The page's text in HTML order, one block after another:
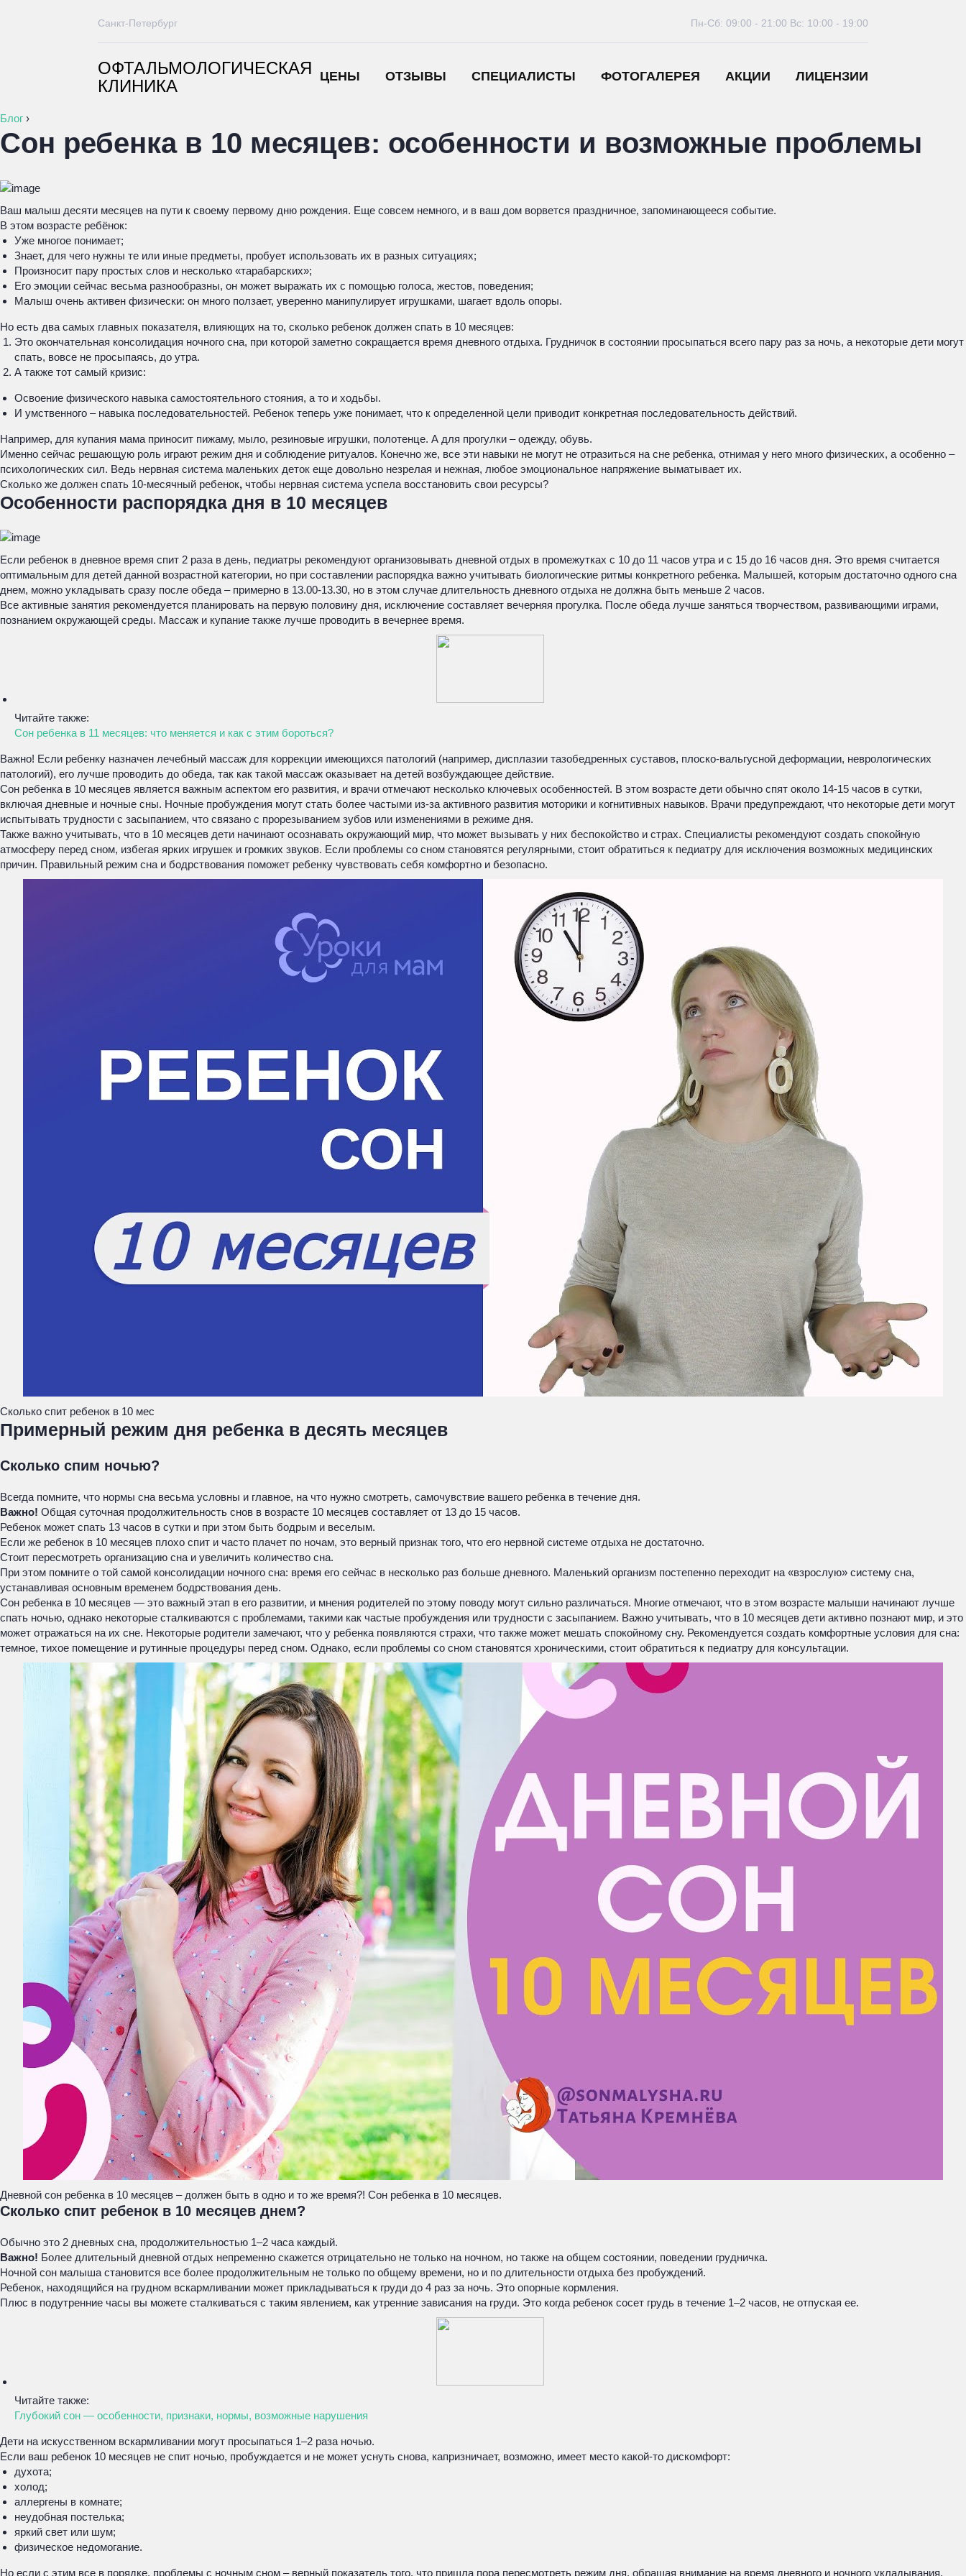
ОФТАЛЬМОЛОГИЧЕСКАЯ
КЛИНИКА
ЦЕНЫ ОТЗЫВЫ СПЕЦИАЛИСТЫ ФОТОГАЛЕРЕЯ АКЦИИ ЛИЦЕНЗИИ
Санкт-Петербург Пн-Сб: 09:00 - 21:00 Вс: 10:00 - 19:00
Блог ›
Сон ребенка в 10 месяцев: особенности и возможные проблемы
Ваш малыш десяти месяцев на пути к своему первому дню рождения. Еще совсем немного, и в ваш дом ворвется праздничное, запоминающееся событие.
В этом возрасте ребёнок:
Уже многое понимает;
Знает, для чего нужны те или иные предметы, пробует использовать их в разных ситуациях;
Произносит пару простых слов и несколько «тарабарских»;
Его эмоции сейчас весьма разнообразны, он может выражать их с помощью голоса, жестов, поведения;
Малыш очень активен физически: он много ползает, уверенно манипулирует игрушками, шагает вдоль опоры.
Но есть два самых главных показателя, влияющих на то, сколько ребенок должен спать в 10 месяцев:
Это окончательная консолидация ночного сна, при которой заметно сокращается время дневного отдыха. Грудничок в состоянии просыпаться всего пару раз за ночь, а некоторые дети могут
спать, вовсе не просыпаясь, до утра.
А также тот самый кризис:
Освоение физического навыка самостоятельного стояния, а то и ходьбы.
И умственного – навыка последовательностей. Ребенок теперь уже понимает, что к определенной цели приводит конкретная последовательность действий.
Например, для купания мама приносит пижаму, мыло, резиновые игрушки, полотенце. А для прогулки – одежду, обувь.
Именно сейчас решающую роль играют режим дня и соблюдение ритуалов. Конечно же, все эти навыки не могут не отразиться на сне ребенка, отнимая у него много физических, а особенно –
психологических сил. Ведь нервная система маленьких деток еще довольно незрелая и нежная, любое эмоциональное напряжение выматывает их.
Сколько же должен спать 10-месячный ребенок, чтобы нервная система успела восстановить свои ресурсы?
Особенности распорядка дня в 10 месяцев
Если ребенок в дневное время спит 2 раза в день, педиатры рекомендуют организовывать дневной отдых в промежутках с 10 до 11 часов утра и с 15 до 16 часов дня. Это время считается
оптимальным для детей данной возрастной категории, но при составлении распорядка важно учитывать биологические ритмы конкретного ребенка. Малышей, которым достаточно одного сна
днем, можно укладывать сразу после обеда – примерно в 13.00-13.30, но в этом случае длительность дневного отдыха не должна быть меньше 2 часов.
Все активные занятия рекомендуется планировать на первую половину дня, исключение составляет вечерняя прогулка. После обеда лучше заняться творчеством, развивающими играми,
познанием окружающей среды. Массаж и купание также лучше проводить в вечернее время.
Читайте также:
Сон ребенка в 11 месяцев: что меняется и как с этим бороться?
Важно! Если ребенку назначен лечебный массаж для коррекции имеющихся патологий (например, дисплазии тазобедренных суставов, плоско-вальгусной деформации, неврологических
патологий), его лучше проводить до обеда, так как такой массаж оказывает на детей возбуждающее действие.
Сон ребенка в 10 месяцев является важным аспектом его развития, и врачи отмечают несколько ключевых особенностей. В этом возрасте дети обычно спят около 14-15 часов в сутки,
включая дневные и ночные сны. Ночные пробуждения могут стать более частыми из-за активного развития моторики и когнитивных навыков. Врачи предупреждают, что некоторые дети могут
испытывать трудности с засыпанием, что связано с прорезыванием зубов или изменениями в режиме дня.
Также важно учитывать, что в 10 месяцев дети начинают осознавать окружающий мир, что может вызывать у них беспокойство и страх. Специалисты рекомендуют создать спокойную
атмосферу перед сном, избегая ярких игрушек и громких звуков. Если проблемы со сном становятся регулярными, стоит обратиться к педиатру для исключения возможных медицинских
причин. Правильный режим сна и бодрствования поможет ребенку чувствовать себя комфортно и безопасно.
Сколько спит ребенок в 10 мес
Примерный режим дня ребенка в десять месяцев
Сколько спим ночью?
Всегда помните, что нормы сна весьма условны и главное, на что нужно смотреть, самочувствие вашего ребенка в течение дня.
Важно! Общая суточная продолжительность снов в возрасте 10 месяцев составляет от 13 до 15 часов.
Ребенок может спать 13 часов в сутки и при этом быть бодрым и веселым.
Если же ребенок в 10 месяцев плохо спит и часто плачет по ночам, это верный признак того, что его нервной системе отдыха не достаточно.
Стоит пересмотреть организацию сна и увеличить количество сна.
При этом помните о той самой консолидации ночного сна: время его сейчас в несколько раз больше дневного. Маленький организм постепенно переходит на «взрослую» систему сна,
устанавливая основным временем бодрствования день.
Сон ребенка в 10 месяцев — это важный этап в его развитии, и мнения родителей по этому поводу могут сильно различаться. Многие отмечают, что в этом возрасте малыши начинают лучше
спать ночью, однако некоторые сталкиваются с проблемами, такими как частые пробуждения или трудности с засыпанием. Важно учитывать, что в 10 месяцев дети активно познают мир, и это
может отражаться на их сне. Некоторые родители замечают, что у ребенка появляются страхи, что также может мешать спокойному сну. Рекомендуется создать комфортные условия для сна:
темное, тихое помещение и рутинные процедуры перед сном. Однако, если проблемы со сном становятся хроническими, стоит обратиться к педиатру для консультации.
Дневной сон ребенка в 10 месяцев – должен быть в одно и то же время?! Сон ребенка в 10 месяцев.
Сколько спит ребенок в 10 месяцев днем?
Обычно это 2 дневных сна, продолжительностью 1–2 часа каждый.
Важно! Более длительный дневной отдых непременно скажется отрицательно не только на ночном, но также на общем состоянии, поведении грудничка.
Ночной сон малыша становится все более продолжительным не только по общему времени, но и по длительности отдыха без пробуждений.
Ребенок, находящийся на грудном вскармливании может прикладываться к груди до 4 раз за ночь. Это опорные кормления.
Плюс в подутренние часы вы можете сталкиваться с таким явлением, как утренние зависания на груди. Это когда ребенок сосет грудь в течение 1–2 часов, не отпуская ее.
Читайте также:
Глубокий сон — особенности, признаки, нормы, возможные нарушения
Дети на искусственном вскармливании могут просыпаться 1–2 раза ночью.
Если ваш ребенок 10 месяцев не спит ночью, пробуждается и не может уснуть снова, капризничает, возможно, имеет место какой-то дискомфорт:
духота;
холод;
аллергены в комнате;
неудобная постелька;
яркий свет или шум;
физическое недомогание.
Но если с этим все в порядке, проблемы с ночным сном – верный показатель того, что пришла пора пересмотреть режим дня, обращая внимание на время дневного и ночного укладывания.